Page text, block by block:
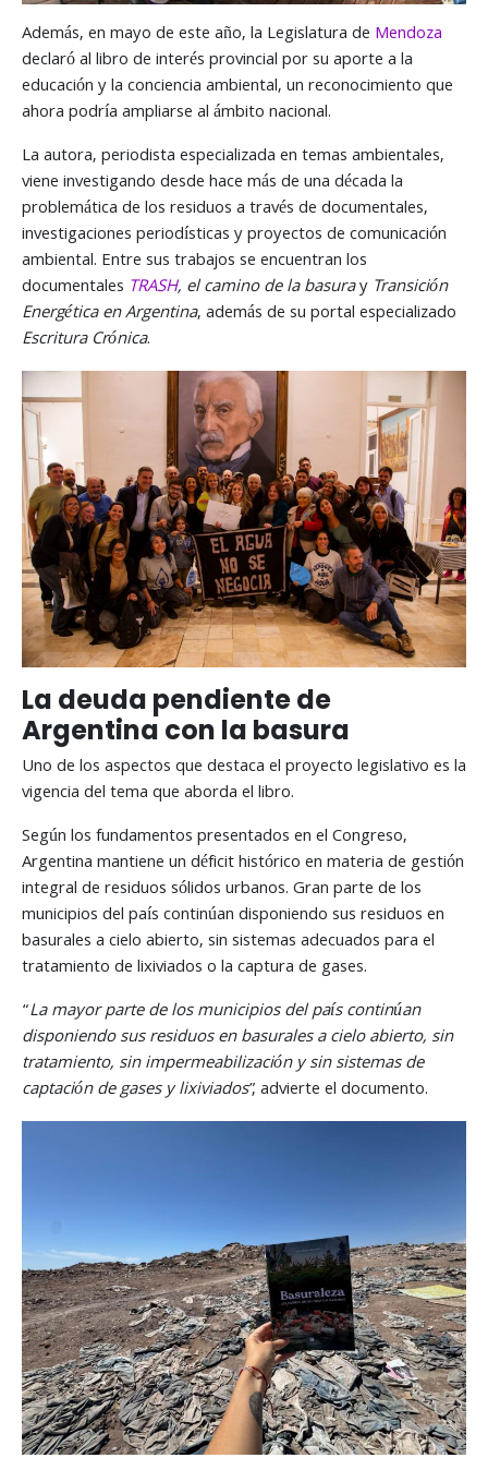
Además, en mayo de este año, la Legislatura de Mendoza
declaró al libro de interés provincial por su aporte a la
educación y la conciencia ambiental, un reconocimiento que
ahora podría ampliarse al ámbito nacional.
La autora, periodista especializada en temas ambientales,
viene investigando desde hace más de una década la
problemática de los residuos a través de documentales,
investigaciones periodísticas y proyectos de comunicación
ambiental. Entre sus trabajos se encuentran los
documentales TRASH, el camino de la basuray Transición
Energética en Argentina, además de su portal especializado
Escritura Crónica.
La deuda pendiente de
Argentina con la basura
Uno de los aspectos que destaca el proyecto legislativo es la
vigencia del tema que aborda el libro.
Según los fundamentos presentados en el Congreso,
Argentina mantiene un déficit histórico en materia de gestión
integral de residuos sólidos urbanos. Gran parte de los
municipios del país continúan disponiendo sus residuos en
basurales a cielo abierto, sin sistemas adecuados para el
tratamiento de lixiviados o la captura de gases.
“La mayor parte de los municipios del país continúan
disponiendo sus residuos en basurales a cielo abierto, sin
tratamiento, sin impermeabilización y sin sistemas de
captación de gases y lixiviados”, advierte el documento.